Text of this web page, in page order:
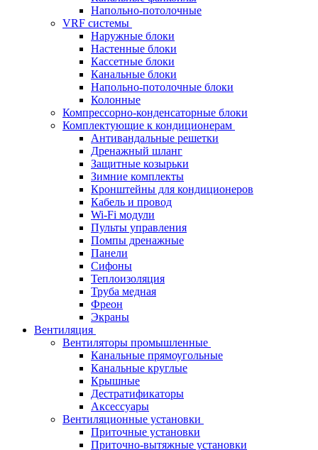
Напольно-потолочные
VRF системы
Наружные блоки
Настенные блоки
Кассетные блоки
Канальные блоки
Напольно-потолочные блоки
Колонные
Компрессорно-конденсаторные блоки
Комплектующие к кондиционерам
Антивандальные решетки
Дренажный шланг
Защитные козырьки
Зимние комплекты
Кронштейны для кондиционеров
Кабель и провод
Wi-Fi модули
Пульты управления
Помпы дренажные
Панели
Сифоны
Теплоизоляция
Труба медная
Фреон
Экраны
Вентиляция
Вентиляторы промышленные
Канальные прямоугольные
Канальные круглые
Крышные
Дестратификаторы
Аксессуары
Вентиляционные установки
Приточные установки
Приточно-вытяжные установки